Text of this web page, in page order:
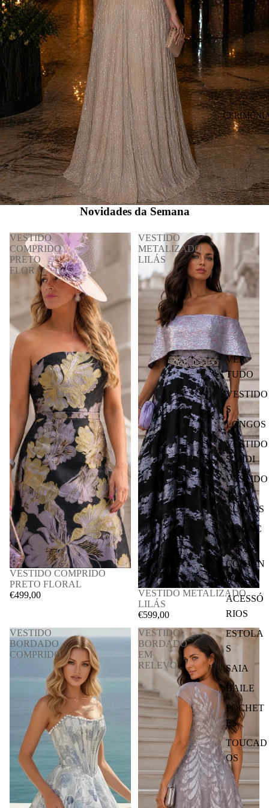
VER
TUDO
VESTIDO
S
LONGOS
VESTIDO
S MIDI
VESTIDO
S
CURTOS
MACAC
ÕES
CONJUN
TOS
ACESSÓ
RIOS
ESTOLA
S
SAIA
BAILE
POCHET
ES
TOUCAD
OS
Novidades da Semana
VESTIDO
COMPRIDO
PRETO
FLORAL
VESTIDO COMPRIDO
PRETO FLORAL
€499,00
VESTIDO
METALIZADO
LILÁS
VESTIDO METALIZADO
LILÁS
€599,00
VESTIDO
BORDADO
COMPRIDO
VESTIDO
BORDADO
EM
RELEVO